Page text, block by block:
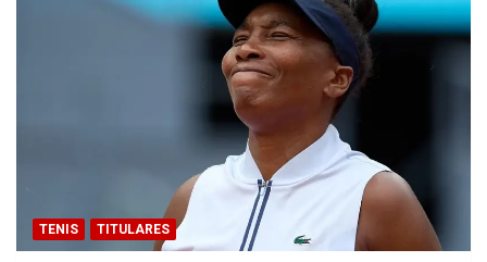
TENIS TITULARES